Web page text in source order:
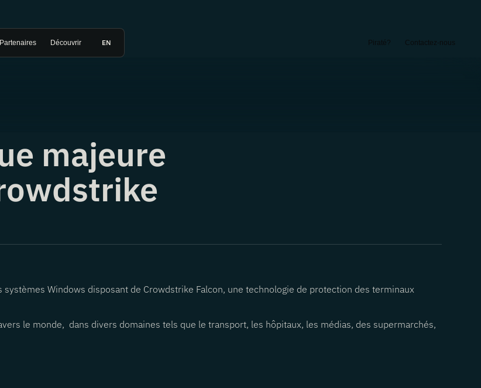
Partenaires Découvrir EN Piraté? Contactez-nous
majeure
Windows disposant de Crowdstrike Falcon, une technologie de protection des terminaux
le monde, dans divers domaines tels que le transport, les hôpitaux, les médias, des supermarchés,